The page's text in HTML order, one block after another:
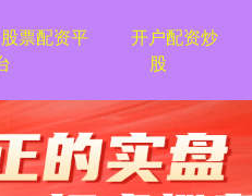
票配资平
开户配资炒
股